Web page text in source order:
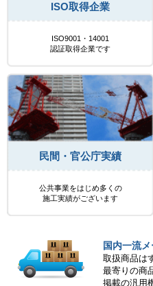
ISO取得企業
ISO9001・14001
認証取得企業です
民間・官公庁実績
公共事業をはじめ多くの
施工実績がございます
国内一流
取扱商品は
最寄りの商
掲載の汎用